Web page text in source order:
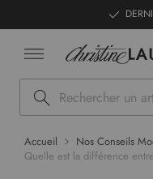
Rechercher
Accueil
Nos Conseils
Quelle est la différence